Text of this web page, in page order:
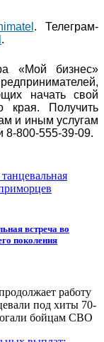
. Телеграм-
.
«Мой бизнес»
начать свой
края. Получить
и иным услугам
8-800-555-39-09.
встреча во
поколения
работу
под хиты 70-
бойцам СВО